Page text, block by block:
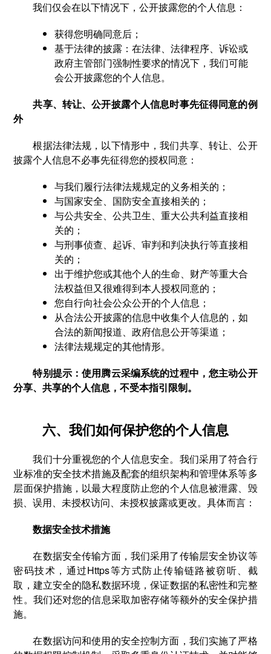
我们仅会在以下情况下，公开披露您的个人信息：
获得您明确同意后；
基于法律的披露：在法律、法律程序、诉讼或
政府主管部门强制性要求的情况下，我们可能
会公开披露您的个人信息。
共享、转让、公开披露个人信息时事先征得同意的例
外
根据法律法规，以下情形中，我们共享、转让、公开
披露个人信息不必事先征得您的授权同意：
与我们履行法律法规规定的义务相关的；
与国家安全、国防安全直接相关的；
与公共安全、公共卫生、重大公共利益直接相
关的；
与刑事侦查、起诉、审判和判决执行等直接相
关的；
出于维护您或其他个人的生命、财产等重大合
法权益但又很难得到本人授权同意的；
您自行向社会公众公开的个人信息；
从合法公开披露的信息中收集个人信息的，如
合法的新闻报道、政府信息公开等渠道；
法律法规规定的其他情形。
特别提示：使用腾云采编系统的过程中，您主动公开
分享、共享的个人信息，不受本指引限制。
六、我们如何保护您的个人信息
我们十分重视您的个人信息安全。我们采用了符合行
业标准的安全技术措施及配套的组织架构和管理体系等多
层面保护措施，以最大程度防止您的个人信息被泄露、毁
损、误用、未授权访问、未授权披露或更改。具体而言：
数据安全技术措施
在数据安全传输方面，我们采用了传输层安全协议等
密码技术，通过Https等方式防止传输链路被窃听、截
取，建立安全的隐私数据环境，保证数据的私密性和完整
性。我们还对您的信息采取加密存储等额外的安全保护措
施。
在数据访问和使用的安全控制方面，我们实施了严格